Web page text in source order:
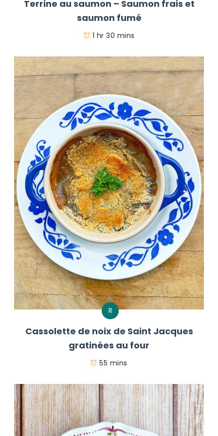
Terrine au saumon – Saumon frais et
saumon fumé
1 hr 30 mins
R
Cassolette de noix de Saint Jacques
gratinées au four
55 mins